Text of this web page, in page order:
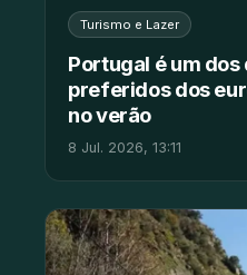
Turismo e Lazer
Portugal é um
preferidos dos
no verão
8 Jul. 2026, 13:11